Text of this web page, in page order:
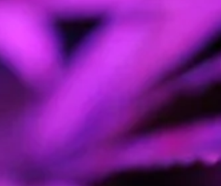
---------- ----------
· Altura en exterior: 2,5-3 metros
· Cosecha en exterior:
Hemisferio norte: finales de noviembre
Hemisferio sur: finales de mayo
· Producción en exterior/planta: 500-700 gr